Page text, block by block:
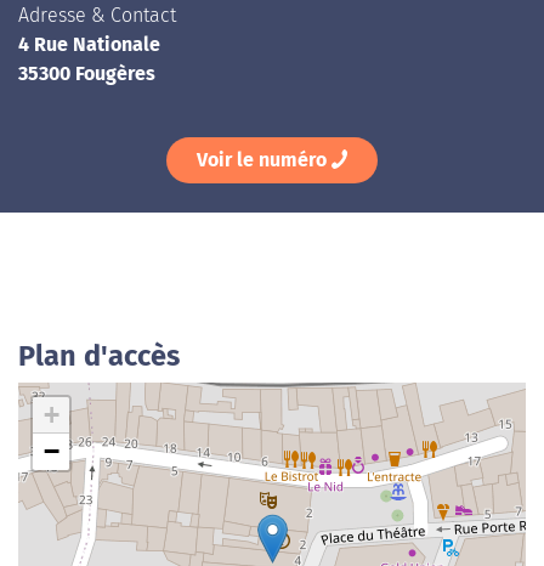
Adresse & Contact
4 Rue Nationale
35300 Fougères
Voir le numéro
Plan d'accès
+
−